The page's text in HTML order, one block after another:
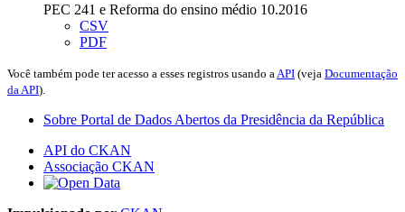
PEC 241 e Reforma do ensino médio 10.2016
CSV
PDF
Você também pode ter acesso a esses registros usando a API (veja Documentação
da API).
Sobre Portal de Dados Abertos da Presidência da República
API do CKAN
Associação CKAN